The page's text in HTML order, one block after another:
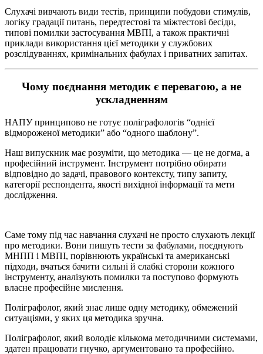
Слухачі вивчають види тестів, принципи побудови стимулів,
логіку градації питань, передтестові та міжтестові бесіди,
типові помилки застосування МВПІ, а також практичні
приклади використання цієї методики у службових
розслідуваннях, кримінальних фабулах і приватних запитах.
Чому поєднання методик є перевагою, а не
ускладненням
НАПУ принципово не готує поліграфологів “однієї
відмороженої методики” або “одного шаблону”.
Наш випускник має розуміти, що методика — це не догма, а
професійний інструмент. Інструмент потрібно обирати
відповідно до задачі, правового контексту, типу запиту,
категорії респондента, якості вихідної інформації та мети
дослідження.
Саме тому під час навчання слухачі не просто слухають лекції
про методики. Вони пишуть тести за фабулами, поєднують
МНПП і МВПІ, порівнюють українські та американські
підходи, вчаться бачити сильні й слабкі сторони кожного
інструменту, аналізують помилки та поступово формують
власне професійне мислення.
Поліграфолог, який знає лише одну методику, обмежений
ситуаціями, у яких ця методика зручна.
Поліграфолог, який володіє кількома методичними системами,
здатен працювати гнучко, аргументовано та професійно.